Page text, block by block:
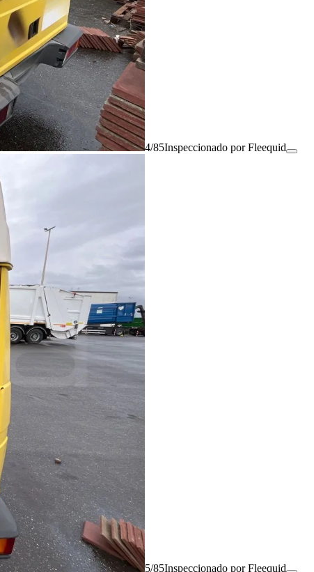
4/85Inspeccionado por Fleequid
5/85Inspeccionado por Fleequid